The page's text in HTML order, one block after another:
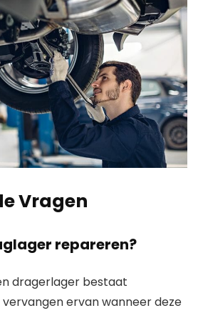
Vragen
repareren?
dragerlager bestaat
ervan wanneer deze